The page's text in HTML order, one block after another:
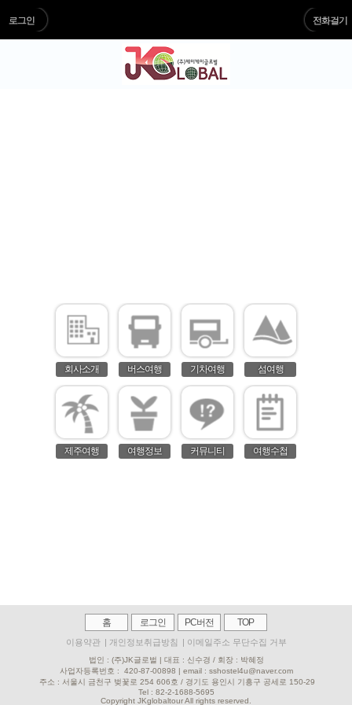
로그인 전화걸기
회사소개 버스여행 기차여행 섬여행
제주여행 여행정보 커뮤니티 여행수첩
홈 로그인 PC버전 TOP
이용약관 | 개인정보취급방침 | 이메일주소 무단수집 거부
법인 : (주)JK글로벌 | 대표 : 신수경 / 회장 : 박혜정
사업자등록번호 : 420-87-00898 | email : sshostel4u@naver.com
주소 : 서울시 금천구 벚꽃로 254 606호 / 경기도 용인시 기흥구 공세로 150-29
Tel : 82-2-1688-5695
Copyright JKglobaltour All rights reserved.